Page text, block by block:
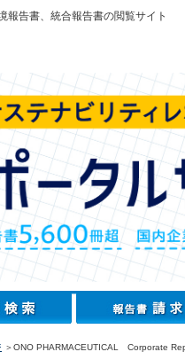
報告書、統合報告書の閲覧サイト
＞ONO PHARMACEUTICAL Corporate